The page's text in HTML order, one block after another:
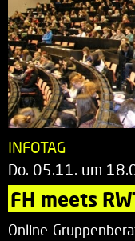
INFOTAG
Do. 05.11. um
FH meets
Online-